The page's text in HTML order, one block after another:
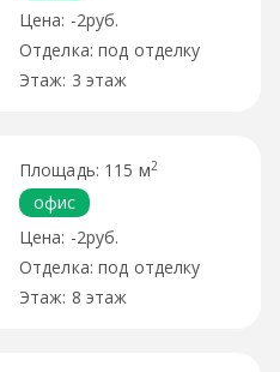
-2руб.
под отделку
3 этаж
115 м2
офис
-2руб.
под отделку
8 этаж